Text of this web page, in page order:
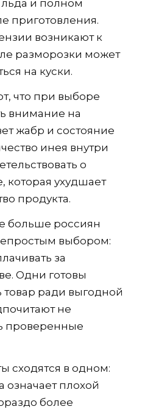
и полном
приготовления.
возникают к
разморозки может
на куски.
что при выборе
внимание на
жабр и состояние
инея внутри
о
которая ухудшает
продукта.
больше россиян
выбором:
за
Одни готовы
товар ради выгодной
не
проверенные
сходятся в одном:
означает плохой
более